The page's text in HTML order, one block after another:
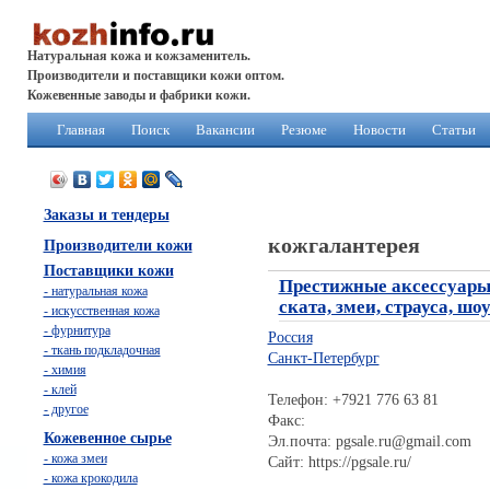
Натуральная кожа и кожзаменитель.
Производители и поставщики кожи оптом.
Кожевенные заводы и фабрики кожи.
Главная Поиск Вакансии Резюме Новости Статьи
кожгалантерея
Престижные
ската, змеи, страуса,
Россия
Санкт-Петербург
Телефон: +7921 776 63 81
Факс:
Эл.почта: pgsale.ru@gmail.com
Сайт: https://pgsale.ru/
Заказы и тендеры
Производители кожи
Поставщики кожи
- натуральная кожа
- искусственная кожа
- фурнитура
- ткань подкладочная
- химия
- клей
- другое
Кожевенное сырье
- кожа змеи
- кожа крокодила